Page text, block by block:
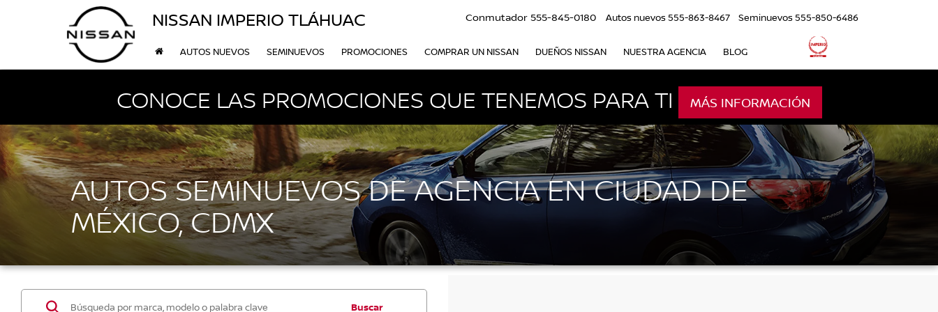
NISSAN IMPERIO TLÁHUAC Conmutador 555-845-0180 Autos nuevos555-863-8467 Seminuevos555-850-6486
AUTOS NUEVOS SEMINUEVOS PROMOCIONES COMPRAR UN NISSAN DUEÑOS NISSAN NUESTRA AGENCIA BLOG
CONOCE LAS PROMOCIONES QUE TENEMOS PARA TI MÁS INFORMACIÓN
AUTOS SEMINUEVOS DE AGENCIA EN CIUDAD DE
MÉXICO, CDMX
Buscar